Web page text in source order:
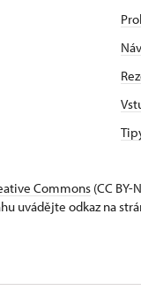
Commons (CC BY-
uvádějte odkaz na